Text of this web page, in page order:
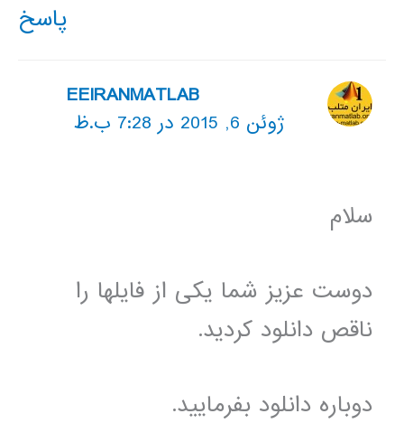
پاسخ
EEIRANMATLAB
ژوئن 6, 2015 در 7:28 ب.ظ
سلام
دوست عزیز شما یکی از فایلها را
ناقص دانلود کردید.
دوباره دانلود بفرمایید.